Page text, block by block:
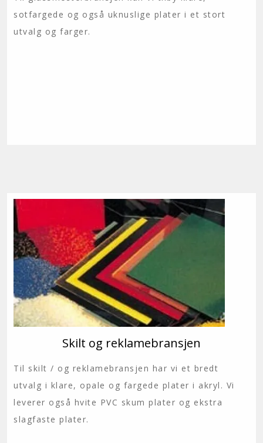
sotfargede og også uknuslige plater i et stort
utvalg og farger.
Skilt og reklamebransjen
Til skilt / og reklamebransjen har vi et bredt
utvalg i klare, opale og fargede plater i akryl. Vi
leverer også hvite PVC skum plater og ekstra
slagfaste plater.